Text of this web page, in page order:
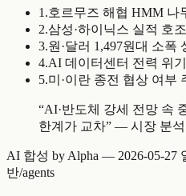
1 .호르무즈 해협 HMM 나
2.삼성·하이닉스 실적 호
3.원·달러 1,497원대 소폭
4.AI 데이터센터 전력 위
5.미·이란 종전 협상 여부
“AI·반도체 강세 전망 속
한계가 교차” — 시장 분석
AI 합성 by Alpha — 2026-05-27
반/agents